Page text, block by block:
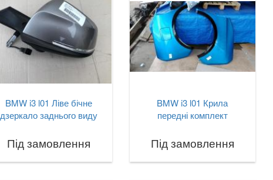
BMW i3 l01 Ліве бічне
дзеркало заднього виду
Під замовлення
BMW i3 l01 Крила
передні комплект
Під замовлення